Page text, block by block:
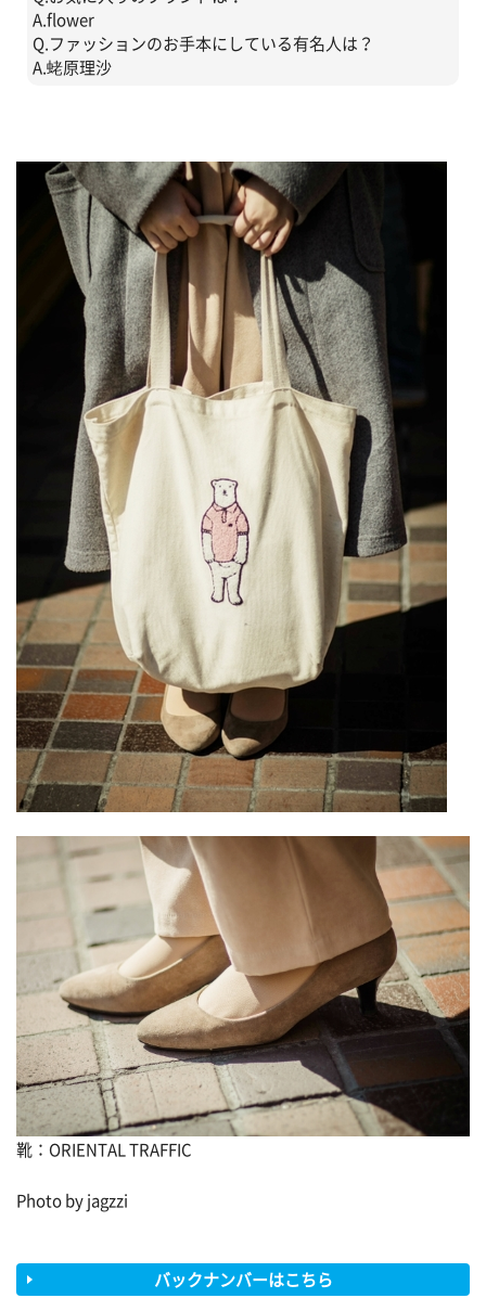
A.flower
Q.ファッションのお手本にしている有名人は？
A.蛯原理沙
靴：ORIENTAL TRAFFIC
Photo by jagzzi
バックナンバーはこちら